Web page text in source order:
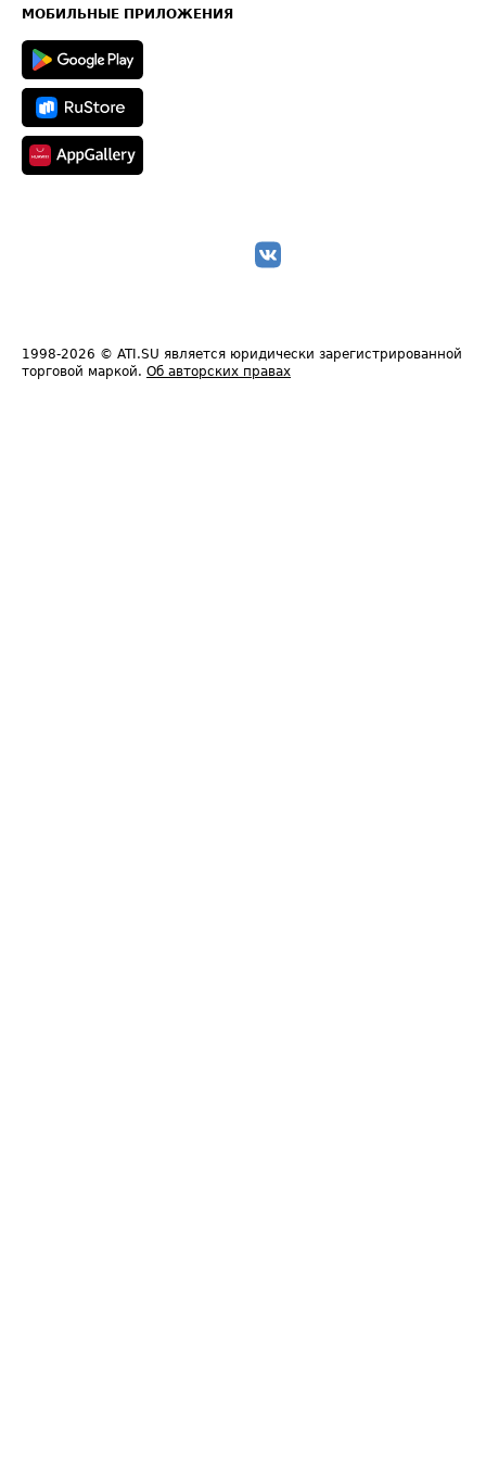
Техническая информация
МОБИЛЬНЫЕ ПРИЛОЖЕНИЯ
1998-2026 © ATI.SU является юридически зарегистрированной
торговой маркой. Об авторских правах